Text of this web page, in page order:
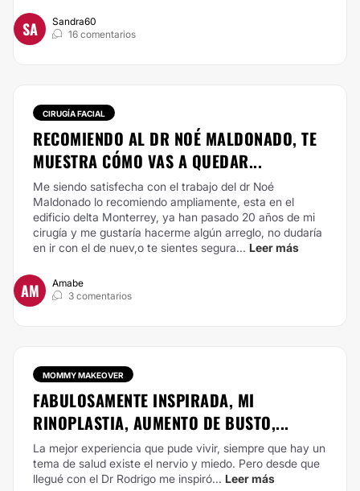
SA
Sandra60
16 comentarios
CIRUGÍA FACIAL
RECOMIENDO AL DR NOÉ MALDONADO, TE
MUESTRA CÓMO VAS A QUEDAR...
Me siendo satisfecha con el trabajo del dr Noé
Maldonado lo recomiendo ampliamente, esta en el
edificio delta Monterrey, ya han pasado 20 años de mi
cirugía y me gustaría hacerme algún arreglo, no dudaría
en ir con el de nuev,o te sientes segura... Leer más
AM
Amabe
3 comentarios
MOMMY MAKEOVER
FABULOSAMENTE INSPIRADA, MI
RINOPLASTIA, AUMENTO DE BUSTO,...
La mejor experiencia que pude vivir, siempre que hay un
tema de salud existe el nervio y miedo. Pero desde que
llegué con el Dr Rodrigo me inspiró... Leer más